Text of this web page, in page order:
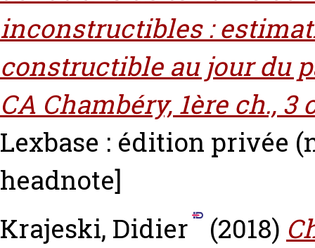
inconstructibles :
constructible au jour du
CA Chambéry, 1ère ch., 3
Lexbase : édition privée
headnote]
Krajeski, Didier
(2018)